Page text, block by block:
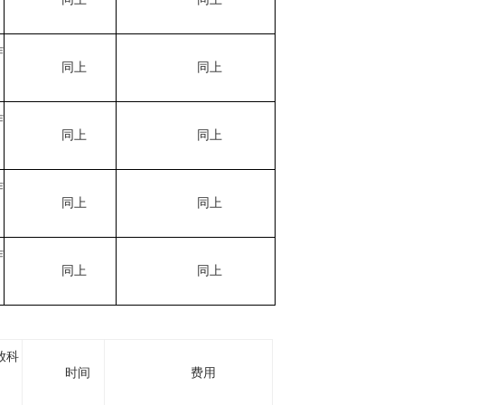
同上 同上
同上 同上
同上 同上
同上 同上
科
时间 费用